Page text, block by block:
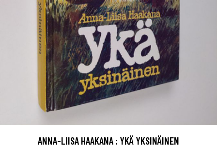
ANNA-LIISA HAAKANA : YKÄ YKSINÄINEN